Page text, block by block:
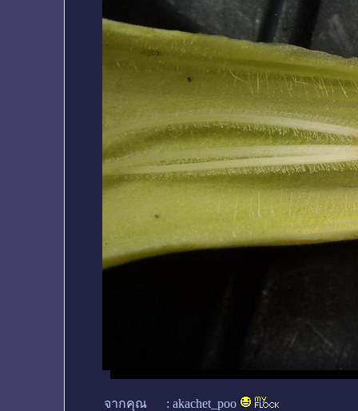
จากคุณ : akachet_poo